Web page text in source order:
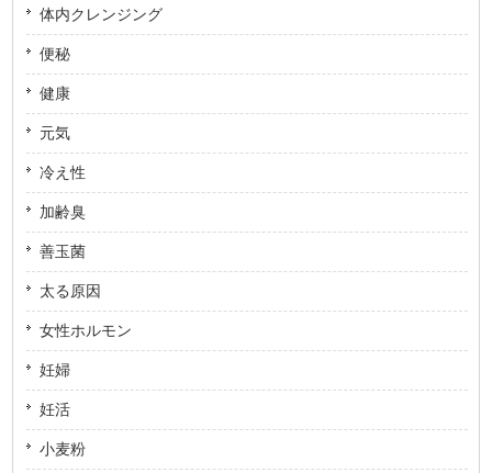
体内クレンジング
便秘
健康
元気
冷え性
加齢臭
善玉菌
太る原因
女性ホルモン
妊婦
妊活
小麦粉